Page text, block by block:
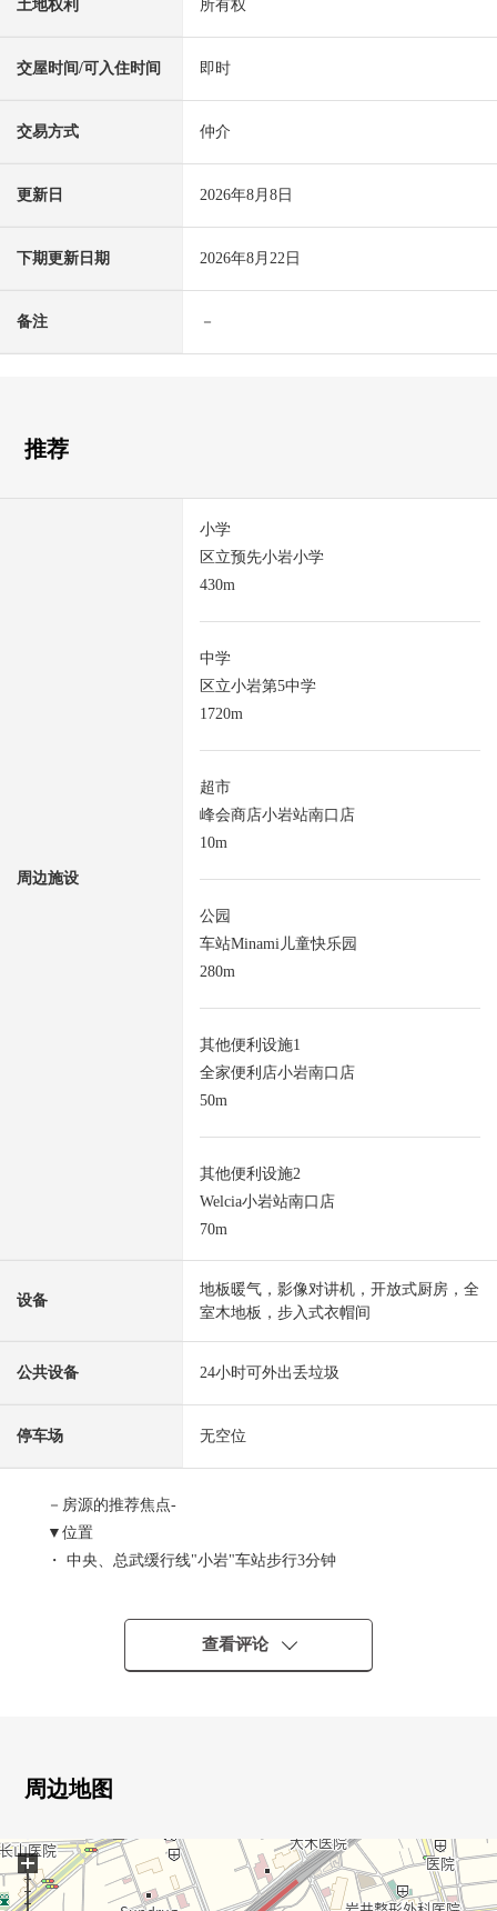
土地权利 所有权
交屋时间/可入住时间 即时
交易方式 仲介
更新日 2026年8月8日
下期更新日期 2026年8月22日
备注 －
推荐
周边施设
小学
区立预先小岩小学
430m
中学
区立小岩第5中学
1720m
超市
峰会商店小岩站南口店
10m
公园
车站Minami儿童快乐园
280m
其他便利设施1
全家便利店小岩南口店
50m
其他便利设施2
Welcia小岩站南口店
70m
设备
地板暖气，影像对讲机，开放式厨房，全
室木地板，步入式衣帽间
公共设备 24小时可外出丢垃圾
停车场 无空位
－房源的推荐焦点-
▼位置
・ 中央、总武缓行线"小岩"车站步行3分钟
・免震构造
・24小时都可以外出丢垃圾(垃圾站在各层)
▼房间的特徴
・西北边角房
查看评论
周边地图
+